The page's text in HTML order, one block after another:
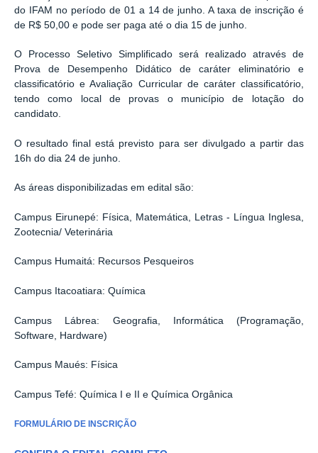
do IFAM no período de 01 a 14 de junho. A taxa de inscrição é
de R$ 50,00 e pode ser paga até o dia 15 de junho.
O Processo Seletivo Simplificado será realizado através de
Prova de Desempenho Didático de caráter eliminatório e
classificatório e Avaliação Curricular de caráter classificatório,
tendo como local de provas o município de lotação do
candidato.
O resultado final está previsto para ser divulgado a partir das
16h do dia 24 de junho.
As áreas disponibilizadas em edital são:
Campus Eirunepé: Física, Matemática, Letras - Língua Inglesa,
Zootecnia/ Veterinária
Campus Humaitá: Recursos Pesqueiros
Campus Itacoatiara: Química
Campus Lábrea: Geografia, Informática (Programação,
Software, Hardware)
Campus Maués: Física
Campus Tefé: Química I e II e Química Orgânica
FORMULÁRIO DE INSCRIÇÃO